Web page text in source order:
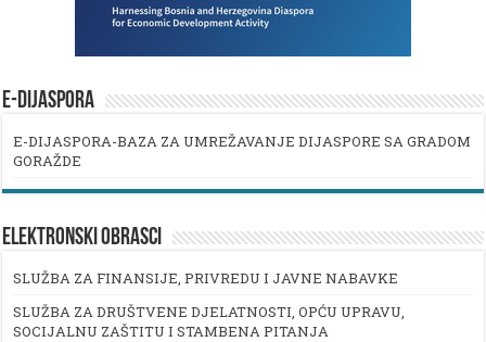
E-DIJASPORA
E-DIJASPORA-BAZA ZA UMREŽAVANJE DIJASPORE SA GRADOM
GORAŽDE
ELEKTRONSKI OBRASCI
SLUŽBA ZA FINANSIJE, PRIVREDU I JAVNE NABAVKE
SLUŽBA ZA DRUŠTVENE DJELATNOSTI, OPĆU UPRAVU,
SOCIJALNU ZAŠTITU I STAMBENA PITANJA